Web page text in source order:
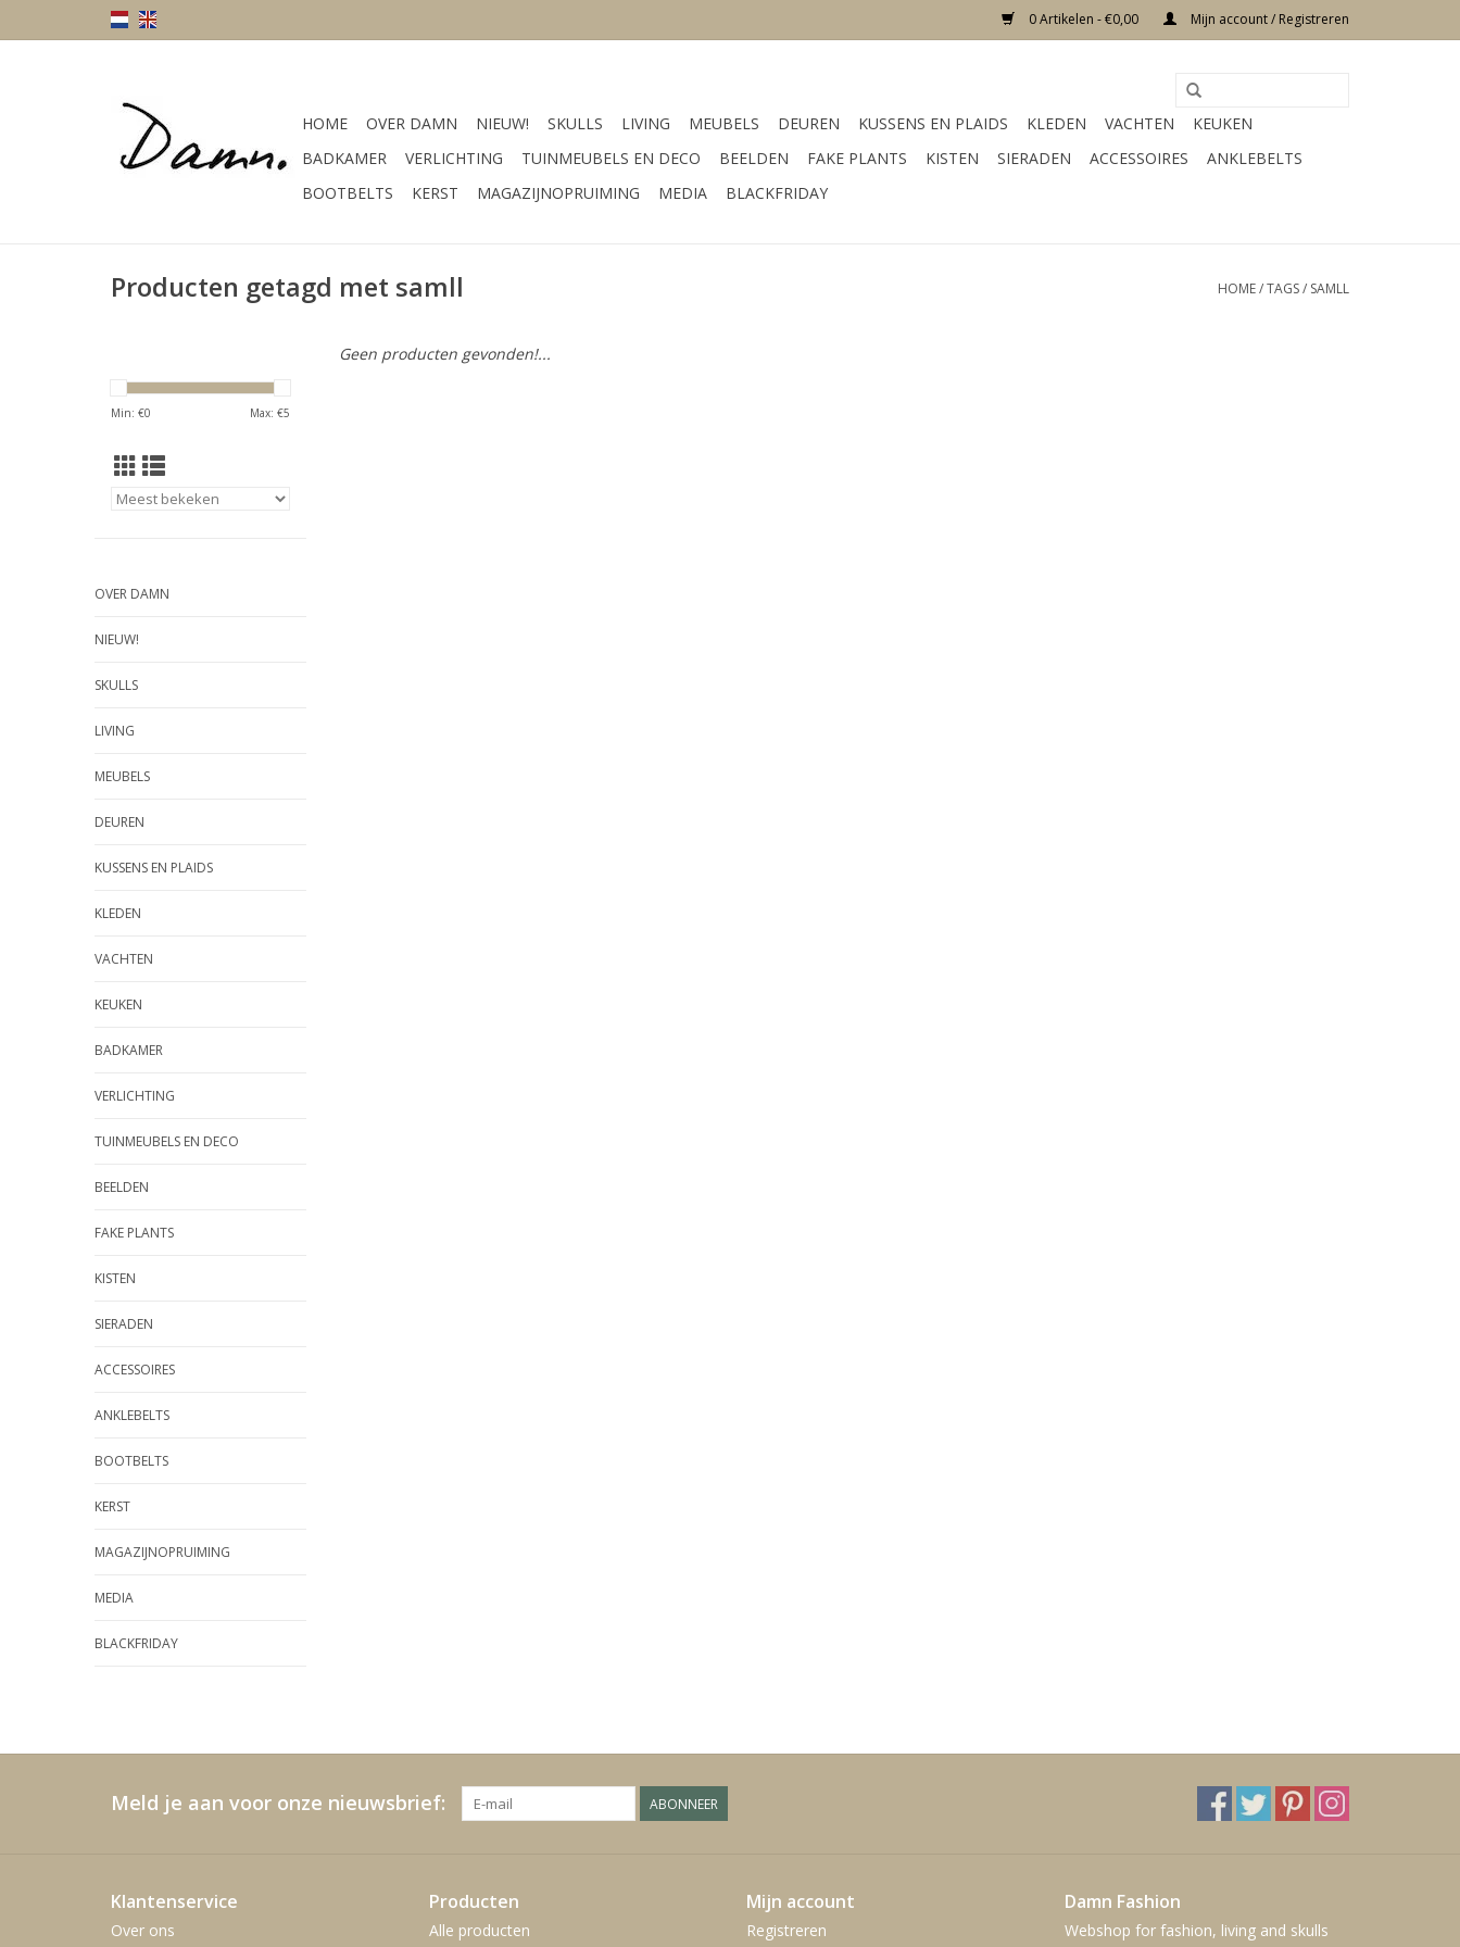
0 Artikelen - €0,00 Mijn account / Registreren
HOME OVER DAMN NIEUW! SKULLS LIVING MEUBELS DEUREN KUSSENS EN PLAIDS KLEDEN VACHTEN
KEUKEN
BADKAMER
VERLICHTING TUINMEUBELS EN DECO BEELDEN FAKE PLANTS KISTEN SIERADEN ACCESSOIRES
ANKLEBELTS
BOOTBELTS
KERST MAGAZIJNOPRUIMING MEDIA BLACKFRIDAY
Producten getagd met samll HOME/TAGS/ SAMLL
Min: €0 Max: €5
OVER DAMN
NIEUW!
SKULLS
LIVING
MEUBELS
DEUREN
KUSSENS EN PLAIDS
KLEDEN
VACHTEN
KEUKEN
BADKAMER
VERLICHTING
TUINMEUBELS EN DECO
BEELDEN
FAKE PLANTS
KISTEN
SIERADEN
ACCESSOIRES
ANKLEBELTS
BOOTBELTS
KERST
MAGAZIJNOPRUIMING
MEDIA
BLACKFRIDAY
Geen producten gevonden!...
Meld je aan voor onze nieuwsbrief: ABONNEER
Klantenservice
Over ons
Producten
Alle producten
Mijn account
Registreren
Damn Fashion
Webshop for fashion, living and skulls